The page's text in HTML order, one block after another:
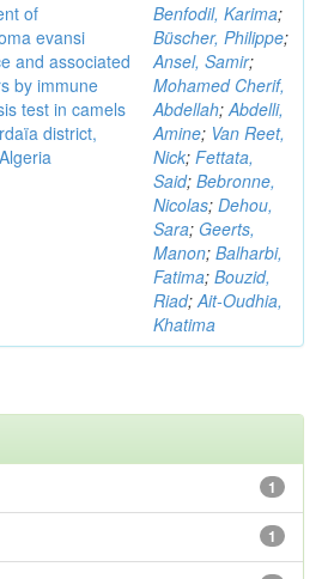
of
evansi
and associated
by immune
test in camels
district,
Benfodil, Karima;
Büscher, Philippe;
Ansel, Samir;
Mohamed Cherif,
Abdellah;Abdelli,
Amine; Van Reet,
Nick; Fettata,
Said; Bebronne,
Nicolas; Dehou,
Sara; Geerts,
Manon; Balharbi,
Fatima; Bouzid,
Riad;Ait-Oudhia,
Khatima
1
1